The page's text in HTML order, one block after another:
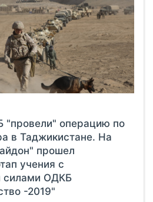
операцию по
в Таджикистане. На
прошел
учения с
силами ОДКБ
-2019"